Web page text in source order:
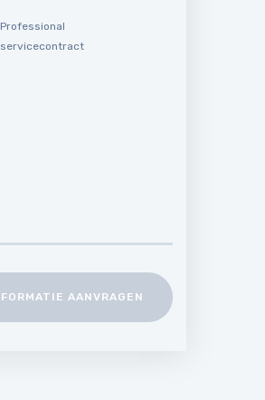
Professional
servicecontract